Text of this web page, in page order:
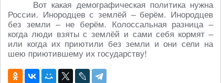
Вот какая демографическая политика нужна
России. Инородцев с землёй – берём. Инородцев
без земли – не берём. Колоссальная разница –
когда люди взяты с землёй и сами себя кормят –
или когда их приютили без земли и они сели на
шею приютившему их государству!